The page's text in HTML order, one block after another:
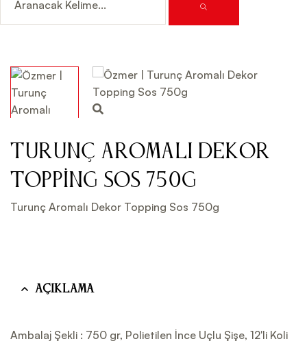
Turunç Aromalı Dekor
Topping Sos 750g
Turunç Aromalı Dekor Topping Sos 750g
Açıklama
Ambalaj Şekli : 750 gr, Polietilen İnce Uçlu Şişe, 12'li Koli